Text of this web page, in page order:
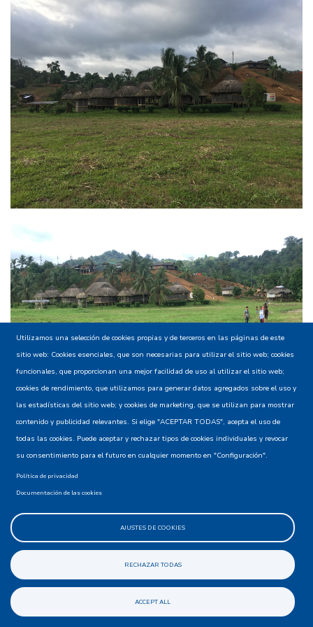
Utilizamos una selección de cookies propias y de terceros en las páginas de este
sitio web: Cookies esenciales, que son necesarias para utilizar el sitio web; cookies
funcionales, que proporcionan una mejor facilidad de uso al utilizar el sitio web;
cookies de rendimiento, que utilizamos para generar datos agregados sobre el uso y
las estadísticas del sitio web; y cookies de marketing, que se utilizan para mostrar
contenido y publicidad relevantes. Si elige "ACEPTAR TODAS", acepta el uso de
todas las cookies. Puede aceptar y rechazar tipos de cookies individuales y revocar
su consentimiento para el futuro en cualquier momento en "Configuración".
Política de privacidad
Documentación de las cookies
AJUSTES DE COOKIES
RECHAZAR TODAS
ACCEPT ALL